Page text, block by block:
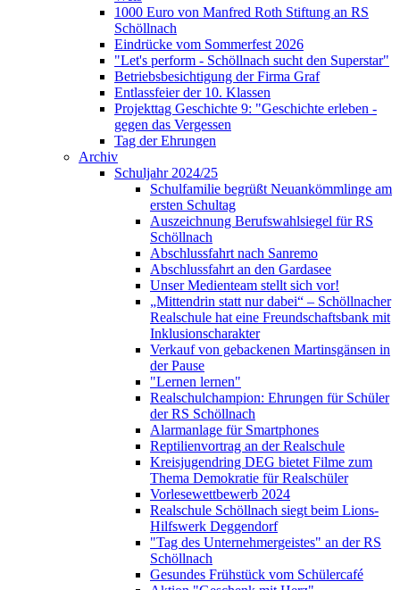
1000 Euro von Manfred Roth Stiftung an RS
Schöllnach
Eindrücke vom Sommerfest 2026
"Let's perform - Schöllnach sucht den Superstar"
Betriebsbesichtigung der Firma Graf
Entlassfeier der 10. Klassen
Projekttag Geschichte 9: "Geschichte erleben -
gegen das Vergessen
Tag der Ehrungen
Archiv
Schuljahr 2024/25
Schulfamilie begrüßt Neuankömmlinge am
ersten Schultag
Auszeichnung Berufswahlsiegel für RS
Schöllnach
Abschlussfahrt nach Sanremo
Abschlussfahrt an den Gardasee
Unser Medienteam stellt sich vor!
„Mittendrin statt nur dabei“ – Schöllnacher
Realschule hat eine Freundschaftsbank mit
Inklusionscharakter
Verkauf von gebackenen Martinsgänsen in
der Pause
"Lernen lernen"
Realschulchampion: Ehrungen für Schüler
der RS Schöllnach
Alarmanlage für Smartphones
Reptilienvortrag an der Realschule
Kreisjugendring DEG bietet Filme zum
Thema Demokratie für Realschüler
Vorlesewettbewerb 2024
Realschule Schöllnach siegt beim Lions-
Hilfswerk Deggendorf
"Tag des Unternehmergeistes" an der RS
Schöllnach
Gesundes Frühstück vom Schülercafé